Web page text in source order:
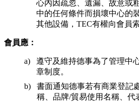
心內因疏忽、遺漏、故意或
中的任何條件而損壞中心的
其他設備，TEC有權向會員
會員應：
遵守及維持德事為了管理中
章制度。
書面通知德事若有商業登記
稱、品牌/貿易使用名稱、代